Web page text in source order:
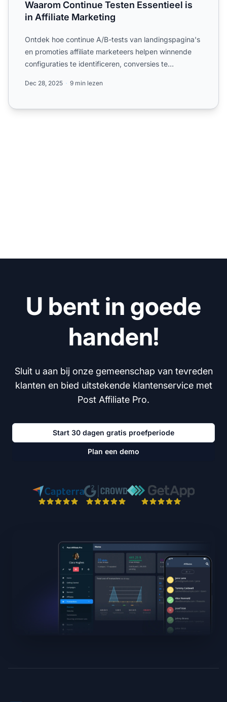
Waarom Continue Testen Essentieel is
in Affiliate Marketing
Ontdek hoe continue A/B-tests van landingspagina's
en promoties affiliate marketeers helpen winnende
configuraties te identificeren, conversies te
Dec 28, 2025 9 min lezen
U bent in goede
handen!
Sluit u aan bij onze gemeenschap van tevreden
klanten en bied uitstekende klantenservice met
Post Affiliate Pro.
Start 30 dagen gratis proefperiode
Plan een demo